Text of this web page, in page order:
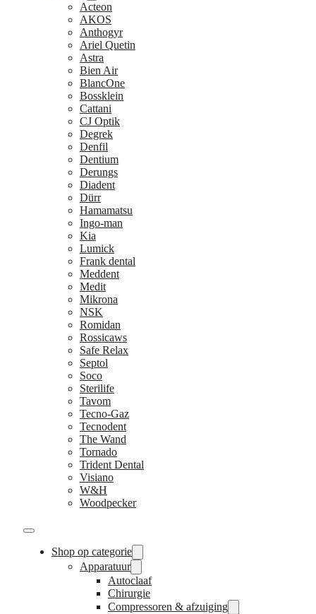
Acteon
AKOS
Anthogyr
Ariel Quetin
Astra
Bien Air
BlancOne
Bossklein
Cattani
CJ Optik
Degrek
Denfil
Dentium
Derungs
Diadent
Dürr
Hamamatsu
Ingo-man
Kia
Lumick
Frank dental
Meddent
Medit
Mikrona
NSK
Romidan
Rossicaws
Safe Relax
Septol
Soco
Sterilife
Tavom
Tecno-Gaz
Tecnodent
The Wand
Tornado
Trident Dental
Visiano
W&H
Woodpecker
Shop op categorie
Apparatuur
Autoclaaf
Chirurgie
Compressoren & afzuiging